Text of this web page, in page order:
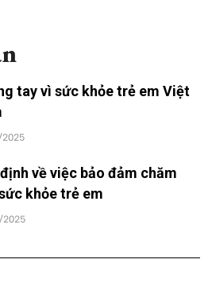
tay vì sức khỏe trẻ em Việt
về việc bảo đảm chăm
khỏe trẻ em